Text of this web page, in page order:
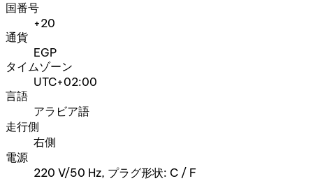
国番号
+20
通貨
EGP
タイムゾーン
UTC+02:00
言語
アラビア語
走行側
右側
電源
220 V/50 Hz, プラグ形状: C / F